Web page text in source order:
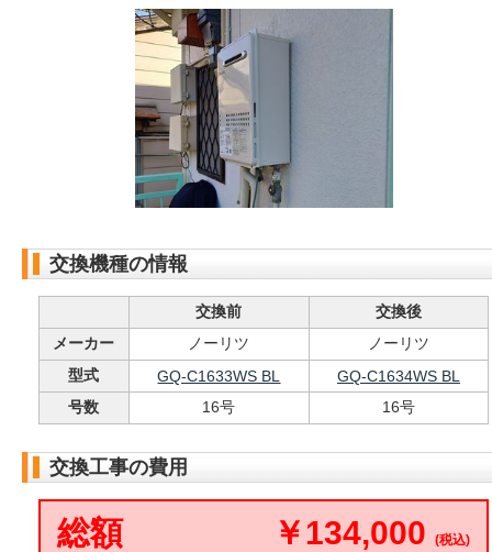
交換機種の情報
交換前
交換後
メーカー
ノーリツ
ノーリツ
型式
GQ-C1633WS BL
GQ-C1634WS BL
号数
16号 16号
交換工事の費用
総額 ￥134,000 (税込)